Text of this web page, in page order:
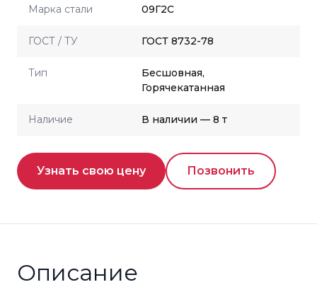
Марка стали 09Г2С
ГОСТ / ТУ ГОСТ 8732-78
Тип
Бесшовная,
Горячекатанная
Наличие В наличии — 8 т
Узнать свою цену Позвонить
Описание